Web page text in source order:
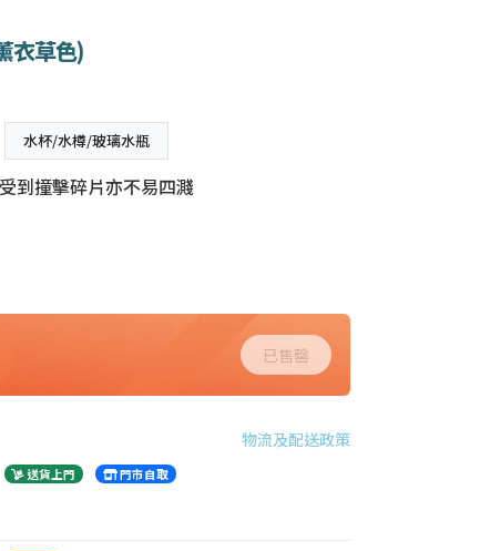
衣草色)
水杯/水樽/玻璃水瓶
到撞擊碎片亦不易四濺
已售罄
物流及配送政策
送貨上門 門市自取